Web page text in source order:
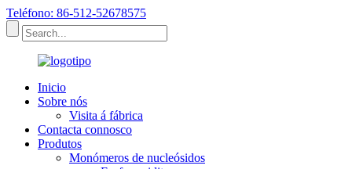
Teléfono: 86-512-52678575
Inicio
Sobre nós
Visita á fábrica
Contacta connosco
Produtos
Monómeros de nucleósidos